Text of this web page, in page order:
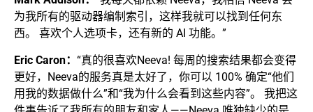
为我所有的驱动器编制索引，这样我就可以找到任何东
西。 喜欢个人选项卡，还有新的 AI 功能。”
Eric Caron： “真的很喜欢Neeva! 每周的搜索结果都会变得
更好，Neeva的服务真是太好了，你可以 100% 确定“他们
用我的数据做什么”和“我为什么会看到这些内容”。 我把这